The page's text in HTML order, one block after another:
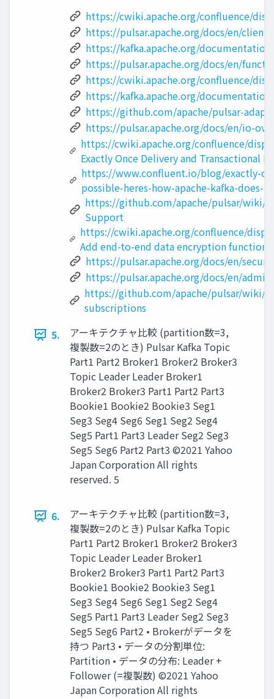
https://cwiki.apache.org/confluence/
https://pulsar.apache.org/docs/en/
https://kafka.apache.org/
https://pulsar.apache.org/docs/en/
https://cwiki.apache.org/confluence/
https://kafka.apache.org/documentation/
https://github.com/apache/pulsar-
https://pulsar.apache.org/docs/en/io-
https://cwiki.apache.org/confluence/
Exactly Once Delivery and Transactional
https://www.confluent.io/blog/exactly-
possible-heres-how-apache-kafka-does-
https://github.com/apache/pulsar/wiki/
Support
https://cwiki.apache.org/confluence/
Add end-to-end data encryption
https://pulsar.apache.org/docs/en/
https://pulsar.apache.org/docs/en/
https://github.com/apache/pulsar/wiki/
subscriptions
5.
アーキテクチャ⽐較 (partition数=3,
複製数=2のとき) Pulsar Kafka Topic
Part1 Part2 Broker1 Broker2 Broker3
Topic Leader Leader Broker1
Broker2 Broker3 Part1 Part2 Part3
Bookie1 Bookie2 Bookie3 Seg1
Seg3 Seg4 Seg6 Seg1 Seg2 Seg4
Seg5 Part1 Part3 Leader Seg2 Seg3
Seg5 Seg6 Part2 Part3 ©2021 Yahoo
Japan Corporation All rights
reserved. 5
6.
アーキテクチャ⽐較 (partition数=3,
複製数=2のとき) Pulsar Kafka Topic
Part1 Part2 Broker1 Broker2 Broker3
Topic Leader Leader Broker1
Broker2 Broker3 Part1 Part2 Part3
Bookie1 Bookie2 Bookie3 Seg1
Seg3 Seg4 Seg6 Seg1 Seg2 Seg4
Seg5 Part1 Part3 Leader Seg2 Seg3
Seg5 Seg6 Part2 • Brokerがデータを
持つ Part3 • データの分割単位:
Partition • データの分布: Leader +
Follower (=複製数) ©2021 Yahoo
Japan Corporation All rights